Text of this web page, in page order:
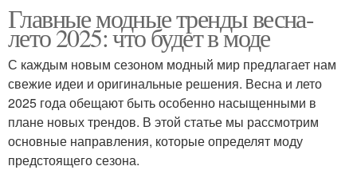
Главные модные тренды весна-
лето 2025: что будет в моде
С каждым новым сезоном модный мир предлагает нам
свежие идеи и оригинальные решения. Весна и лето
2025 года обещают быть особенно насыщенными в
плане новых трендов. В этой статье мы рассмотрим
основные направления, которые определят моду
предстоящего сезона.